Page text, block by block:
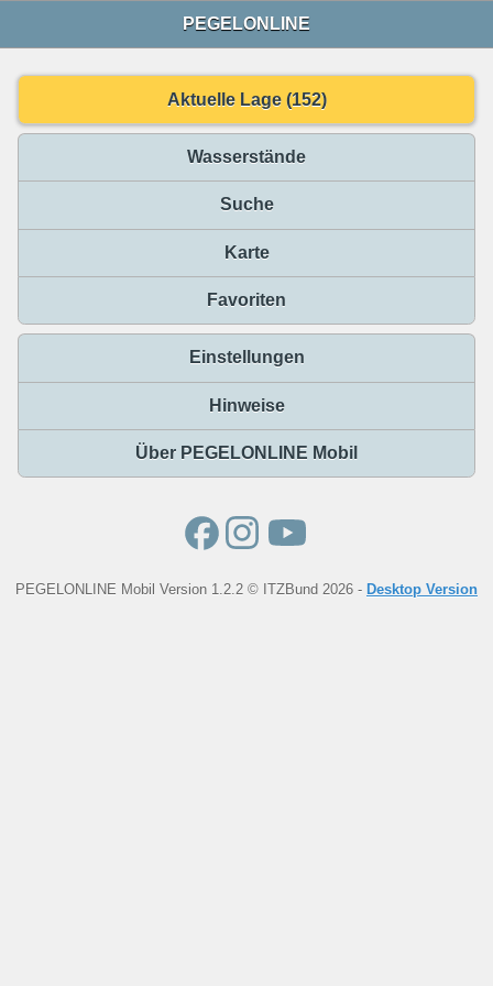
PEGELONLINE
Aktuelle Lage (152)
Wasserstände
Suche
Karte
Favoriten
Einstellungen
Hinweise
Über PEGELONLINE Mobil
PEGELONLINE Mobil Version 1.2.2 © ITZBund 2026 - Desktop Version